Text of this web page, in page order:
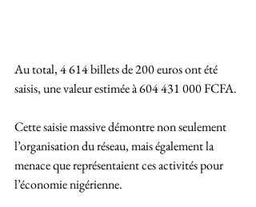
Au total, 4 614 billets de 200 euros ont été
saisis, une valeur estimée à 604 431 000 FCFA.
Cette saisie massive démontre non seulement
l’organisation du réseau, mais également la
menace que représentaient ces activités pour
l’économie nigérienne.